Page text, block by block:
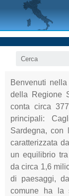
Benvenuti
della Regione
conta circa
principali:
Sardegna, con
caratterizzata
un equilibrio
da circa 1,6
di paesaggi,
comune ha la